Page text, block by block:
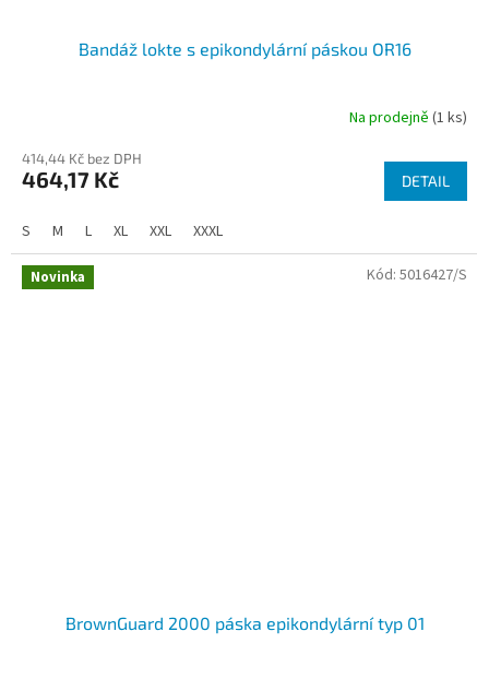
Bandáž lokte s epikondylární páskou OR16
produktu
je
z
hvězdiček.
Na prodejně(1 ks)
414,44 Kč bez DPH
464,17 Kč DETAIL
S M L XL XXL XXXL
Novinka
BrownGuard 2000 páska epikondylární typ 01
Kód: 5016427/S